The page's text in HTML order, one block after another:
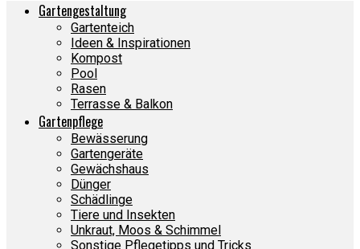
Gartengestaltung
Gartenteich
Ideen & Inspirationen
Kompost
Pool
Rasen
Terrasse & Balkon
Gartenpflege
Bewässerung
Gartengeräte
Gewächshaus
Dünger
Schädlinge
Tiere und Insekten
Unkraut, Moos & Schimmel
Sonstige Pflegetipps und Tricks